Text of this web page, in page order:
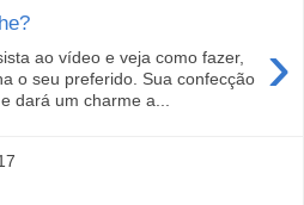
›
ao vídeo e veja como fazer,
o seu preferido. Sua confecção
dará um charme a...